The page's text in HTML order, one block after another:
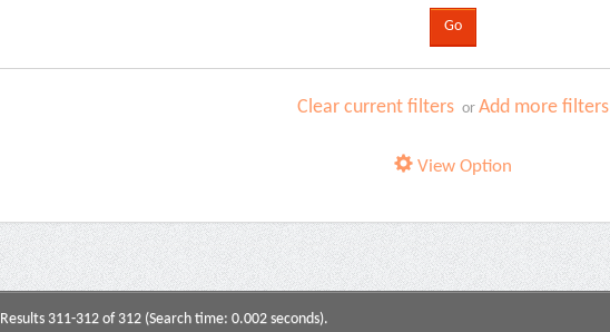
Clear current filters orAdd more filters
View Option
Results 311-312 of 312 (Search time: 0.002 seconds).